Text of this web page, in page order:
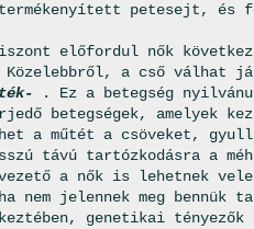
petesejt,
előfordul nők
Közelebbről, a cső válhat
. Ez a betegség
betegségek, amelyek
a műtét a csöveket,
távú tartózkodásra a
a nők is lehetnek
nem jelennek meg
genetikai tényezők